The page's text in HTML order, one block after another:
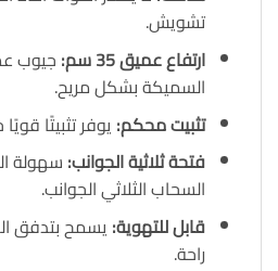
تشويش.
ارتفاع عميق35 سم : جيوب
السميكة بشكل مريح.
تثبيت محكم: يوفر تثبيتًا
فتحة ثلاثية الجوانب: سهولة
السحاب الثلاثي الجوانب.
قابل للتهوية: يسمح بتدفق
راحة.